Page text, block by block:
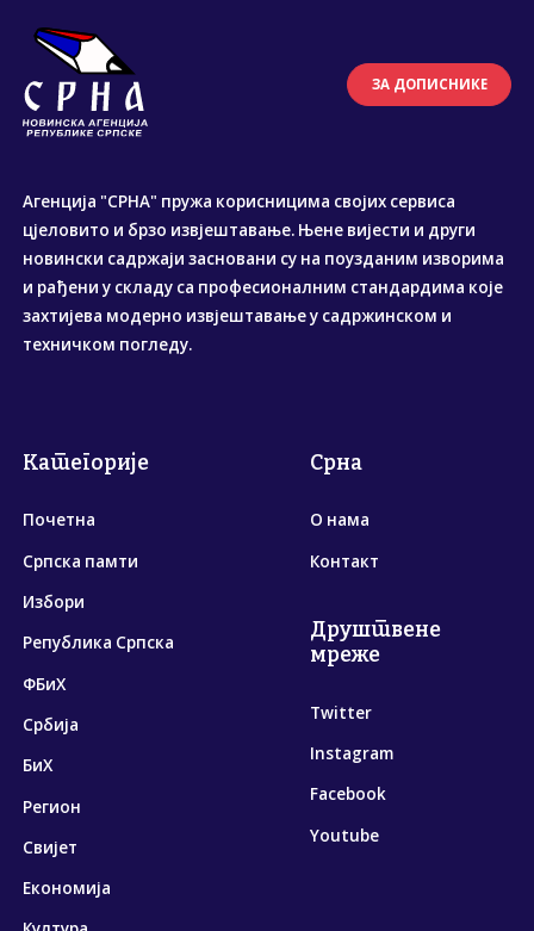
ЗА ДОПИСНИКЕ
Агенција "СРНА" пружа корисницима својих сервиса
цјеловито и брзо извјештавање. Њене вијести и други
новински садржаји засновани су на поузданим изворима
и рађени у складу са професионалним стандардима које
захтијева модерно извјештавање у садржинском и
техничком погледу.
Категорије
Почетна
Српска памти
Избори
Република Српска
ФБиХ
Србија
БиХ
Регион
Свијет
Економија
Срна
О нама
Контакт
Друштвене
мреже
Twitter
Instagram
Facebook
Youtube